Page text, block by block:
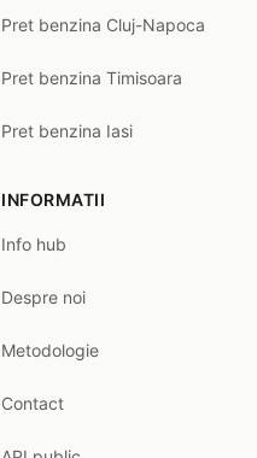
Pret benzina Cluj-Napoca
Pret benzina Timisoara
Pret benzina Iasi
INFORMATII
Info hub
Despre noi
Metodologie
Contact